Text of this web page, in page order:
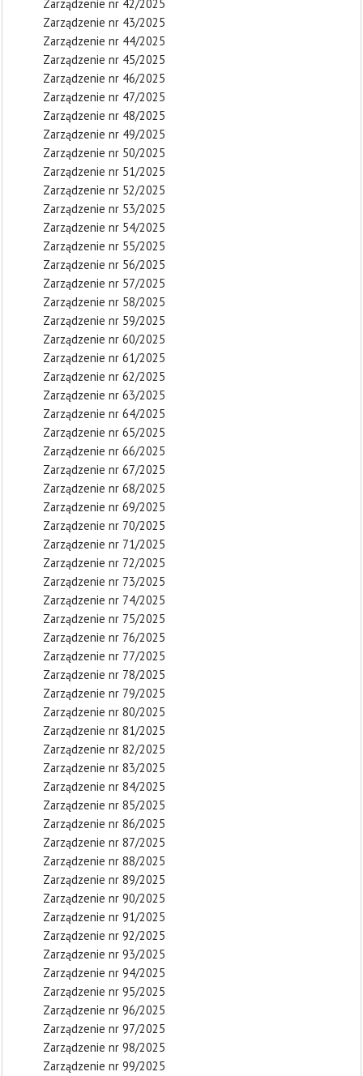
Zarządzenie nr 42/2025
Zarządzenie nr 43/2025
Zarządzenie nr 44/2025
Zarządzenie nr 45/2025
Zarządzenie nr 46/2025
Zarządzenie nr 47/2025
Zarządzenie nr 48/2025
Zarządzenie nr 49/2025
Zarządzenie nr 50/2025
Zarządzenie nr 51/2025
Zarządzenie nr 52/2025
Zarządzenie nr 53/2025
Zarządzenie nr 54/2025
Zarządzenie nr 55/2025
Zarządzenie nr 56/2025
Zarządzenie nr 57/2025
Zarządzenie nr 58/2025
Zarządzenie nr 59/2025
Zarządzenie nr 60/2025
Zarządzenie nr 61/2025
Zarządzenie nr 62/2025
Zarządzenie nr 63/2025
Zarządzenie nr 64/2025
Zarządzenie nr 65/2025
Zarządzenie nr 66/2025
Zarządzenie nr 67/2025
Zarządzenie nr 68/2025
Zarządzenie nr 69/2025
Zarządzenie nr 70/2025
Zarządzenie nr 71/2025
Zarządzenie nr 72/2025
Zarządzenie nr 73/2025
Zarządzenie nr 74/2025
Zarządzenie nr 75/2025
Zarządzenie nr 76/2025
Zarządzenie nr 77/2025
Zarządzenie nr 78/2025
Zarządzenie nr 79/2025
Zarządzenie nr 80/2025
Zarządzenie nr 81/2025
Zarządzenie nr 82/2025
Zarządzenie nr 83/2025
Zarządzenie nr 84/2025
Zarządzenie nr 85/2025
Zarządzenie nr 86/2025
Zarządzenie nr 87/2025
Zarządzenie nr 88/2025
Zarządzenie nr 89/2025
Zarządzenie nr 90/2025
Zarządzenie nr 91/2025
Zarządzenie nr 92/2025
Zarządzenie nr 93/2025
Zarządzenie nr 94/2025
Zarządzenie nr 95/2025
Zarządzenie nr 96/2025
Zarządzenie nr 97/2025
Zarządzenie nr 98/2025
Zarządzenie nr 99/2025